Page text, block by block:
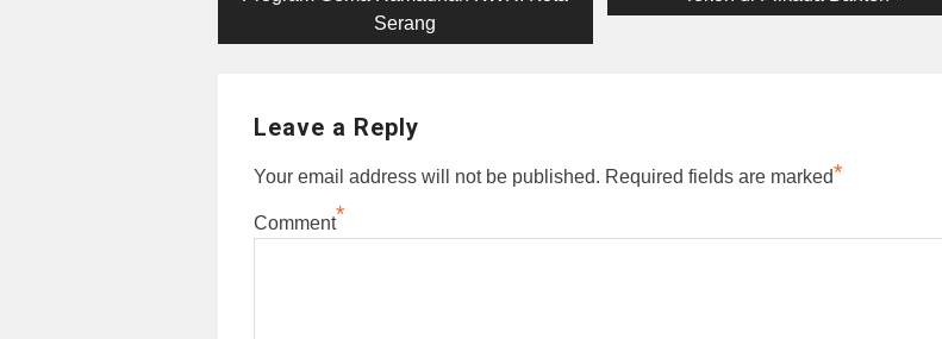
Serang
Leave a Reply
Your email address will not be published. Required fields are marked*
Comment*